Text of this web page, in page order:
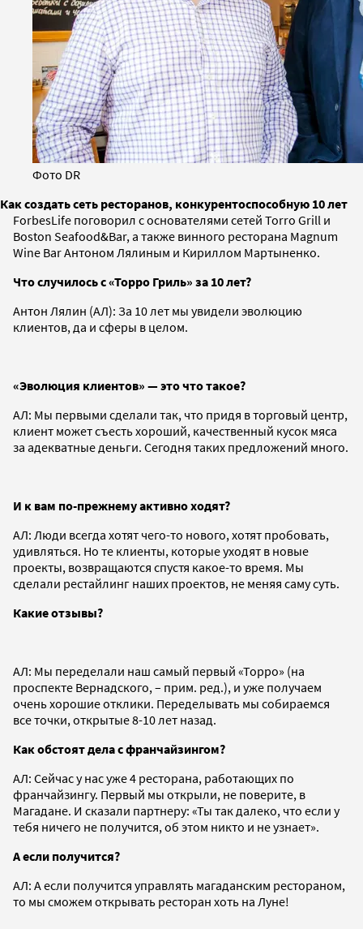
Фото DR
Как создать сеть ресторанов, конкурентоспособную 10 лет
ForbesLife поговорил с основателями сетей Torro Grill и
Boston Seafood&Bar, а также винного ресторана Magnum
Wine Bar Антоном Лялиным и Кириллом Мартыненко.
Что случилось с «Торро Гриль» за 10 лет?
Антон Лялин (АЛ): За 10 лет мы увидели эволюцию
клиентов, да и сферы в целом.
«Эволюция клиентов» — это что такое?
АЛ: Мы первыми сделали так, что придя в торговый центр,
клиент может съесть хороший, качественный кусок мяса
за адекватные деньги. Сегодня таких предложений много.
И к вам по-прежнему активно ходят?
АЛ: Люди всегда хотят чего-то нового, хотят пробовать,
удивляться. Но те клиенты, которые уходят в новые
проекты, возвращаются спустя какое-то время. Мы
сделали рестайлинг наших проектов, не меняя саму суть.
Какие отзывы?
АЛ: Мы переделали наш самый первый «Торро» (на
проспекте Вернадского, – прим. ред.), и уже получаем
очень хорошие отклики. Переделывать мы собираемся
все точки, открытые 8-10 лет назад.
Как обстоят дела с франчайзингом?
АЛ: Сейчас у нас уже 4 ресторана, работающих по
франчайзингу. Первый мы открыли, не поверите, в
Магадане. И сказали партнеру: «Ты так далеко, что если у
тебя ничего не получится, об этом никто и не узнает».
А если получится?
АЛ: А если получится управлять магаданским рестораном,
то мы сможем открывать ресторан хоть на Луне!